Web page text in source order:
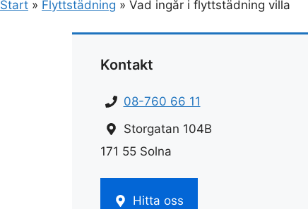
Start » Flyttstädning » Vad ingår i flyttstädning villa
Kontakt
08-760 66 11
Storgatan 104B
171 55 Solna
Hitta oss